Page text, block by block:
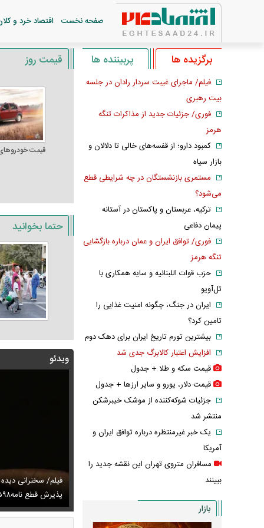
صفحه نخست اقتصاد خرد و
قیمت روز
قیمت
حتما بخوانید
ویدئو
رهبر شهید درباره احتمال اسارت مجتبی و مصطفی
فیلم/ سخنرانی
پذیرش قطع نامه۵۹۸
عکس دیده‌نشده
برگزیده ها پربیننده ها
فیلم/ ماجرای غیبت سردار رادان در جلسه
بیت رهبری
فوری/ جزئیات جدید از مذاکرات تنگه
هرمز
کمبود دارو؛ از قفسه‌های خالی تا دلالان و
بازار سیاه
مستمری بازنشستگان در چه شرایطی قطع
می‌شود؟
ترکیه، عربستان و پاکستان در آستانه
پیمان دفاعی
فوری/ توافق ایران و عمان درباره بازگشایی
تنگه هرمز
حزب قوات اللبنانیه و سایه همکاری با
تل‌آویو
ایران در جنگ، چگونه امنیت غذایی را
تامین کرد؟
بیشترین تورم تاریخ ایران برای دهک دوم
افزایش اعتبار کالابرگ جدی شد
قیمت سکه و طلا + جدول
قیمت دلار، یورو و سایر ارز‌ها + جدول
جزئیات شوکه‌کننده از موشک خیبرشکن
منتشر شد
یک خبر غیرمنتظره درباره توافق ایران و
آمریکا
مسافران متروی تهران این نقشه جدید را
ببینند
بازار